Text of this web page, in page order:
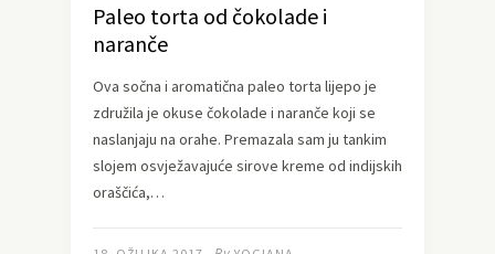
Paleo torta od čokolade i
naranče
Ova sočna i aromatična paleo torta lijepo je
združila je okuse čokolade i naranče koji se
naslanjaju na orahe. Premazala sam ju tankim
slojem osvježavajuće sirove kreme od indijskih
oraščića,…